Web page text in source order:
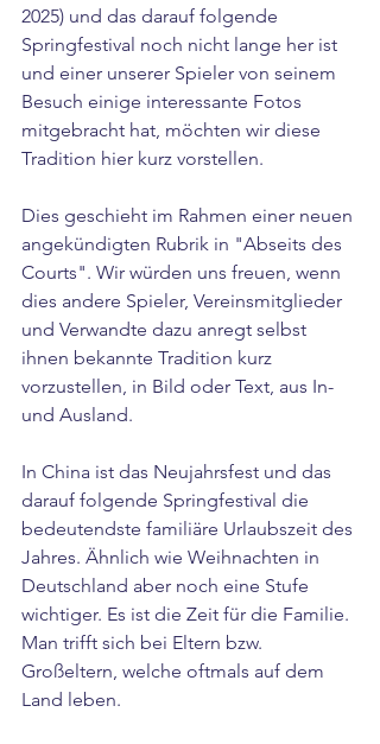
2025) und das darauf folgende
Springfestival noch nicht lange her ist
und einer unserer Spieler von seinem
Besuch einige interessante Fotos
mitgebracht hat, möchten wir diese
Tradition hier kurz vorstellen.
Dies geschieht im Rahmen einer neuen
angekündigten Rubrik in "Abseits des
Courts". Wir würden uns freuen, wenn
dies andere Spieler, Vereinsmitglieder
und Verwandte dazu anregt selbst
ihnen bekannte Tradition kurz
vorzustellen, in Bild oder Text, aus In-
und Ausland.
In China ist das Neujahrsfest und das
darauf folgende Springfestival die
bedeutendste familiäre Urlaubszeit des
Jahres. Ähnlich wie Weihnachten in
Deutschland aber noch eine Stufe
wichtiger. Es ist die Zeit für die Familie.
Man trifft sich bei Eltern bzw.
Großeltern, welche oftmals auf dem
Land leben.